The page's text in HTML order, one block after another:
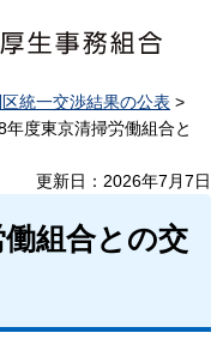
統一交渉結果の公表 >
年度東京清掃労働組合と
更新日：2026年7月7日
組合との交